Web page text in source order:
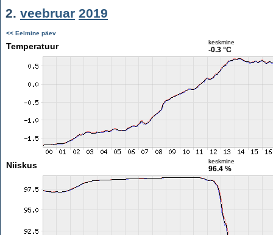
2. veebruar 2019
<< Eelmine päev
Temperatuur keskmine
-0.3 °C
Niiskus keskmine
96.4 %